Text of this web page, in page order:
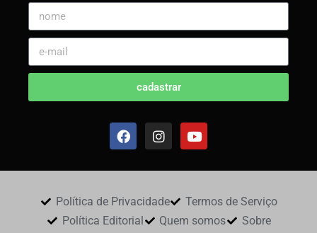
cadastrar
Política de Privacidade
Termos de Serviço
Política Editorial
Quem somos Sobre